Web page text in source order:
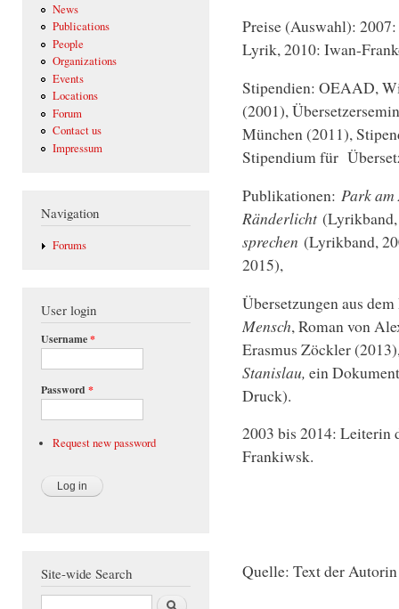
News
Publications
People
Organizations
Events
Locations
Forum
Contact us
Impressum
Navigation
Forums
User login
Username*
Password *
Request new password
Site-wide Search
Search
Preise (Auswahl):
Lyrik, 2010: Iwan-
Stipendien: OEAAD,
(2001),
München (2011),
Stipendium für
Publikationen: Park
Ränderlicht
sprechen (Lyrikband,
2015),
Übersetzungen aus
Mensch, Roman von
Erasmus Zöckler
Stanislau, ein
Druck).
2003 bis 2014: Leiterin
Frankiwsk.
Quelle: Text der Autorin